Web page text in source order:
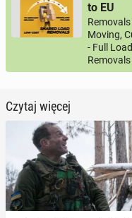
to EU
Moving,
- Full
Czytaj więcej